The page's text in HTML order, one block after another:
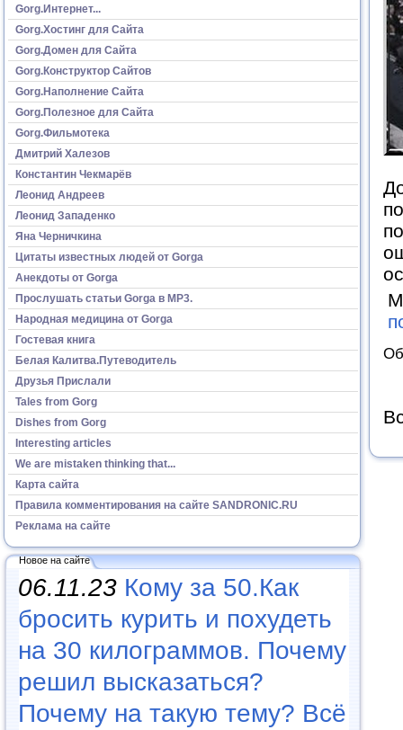
Gorg.Интернет...
Gorg.Хостинг для Сайта
Gorg.Домен для Сайта
Gorg.Конструктор Сайтов
Gorg.Наполнение Сайта
Gorg.Полезное для Сайта
Gorg.Фильмотека
Дмитрий Халезов
Константин Чекмарёв
Леонид Андреев
Леонид Западенко
Яна Черничкина
Цитаты известных людей от Gorga
Анекдоты от Gorga
Прослушать статьи Gorga в МР3.
Народная медицина от Gorga
Гостевая книга
Белая Калитва.Путеводитель
Друзья Прислали
Tales from Gorg
Dishes from Gorg
Interesting articles
We are mistaken thinking that...
Карта сайта
Правила комментирования на сайте SANDRONIC.RU
Реклама на сайте
Новое на сайте
06.11.23 Кому за 50.Как
бросить курить и похудеть
на 30 килограммов. Почему
решил высказаться?
Почему на такую тему? Всё